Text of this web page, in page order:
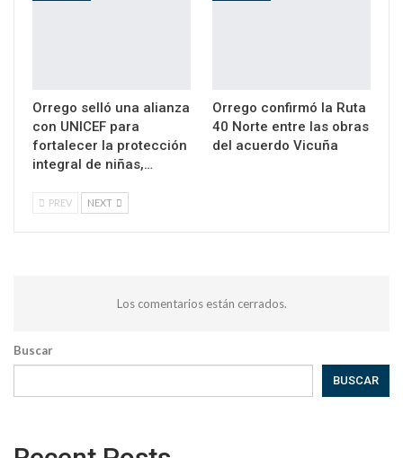
Orrego selló una alianza
con UNICEF para
fortalecer la protección
integral de niñas,…
Orrego confirmó la Ruta
40 Norte entre las obras
del acuerdo Vicuña
PREV NEXT
Los comentarios están cerrados.
Buscar
BUSCAR